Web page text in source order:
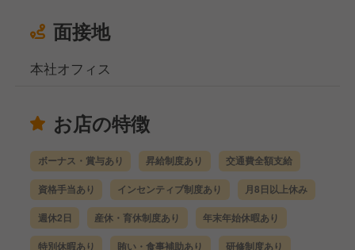
面接地
本社オフィス
お店の特徴
ボーナス・賞与あり 昇給制度あり 交通費全額支給
資格手当あり インセンティブ制度あり 月8日以上休み
週休2日 産休・育休制度あり 年末年始休暇あり
特別休暇あり 賄い・食事補助あり 研修制度あり